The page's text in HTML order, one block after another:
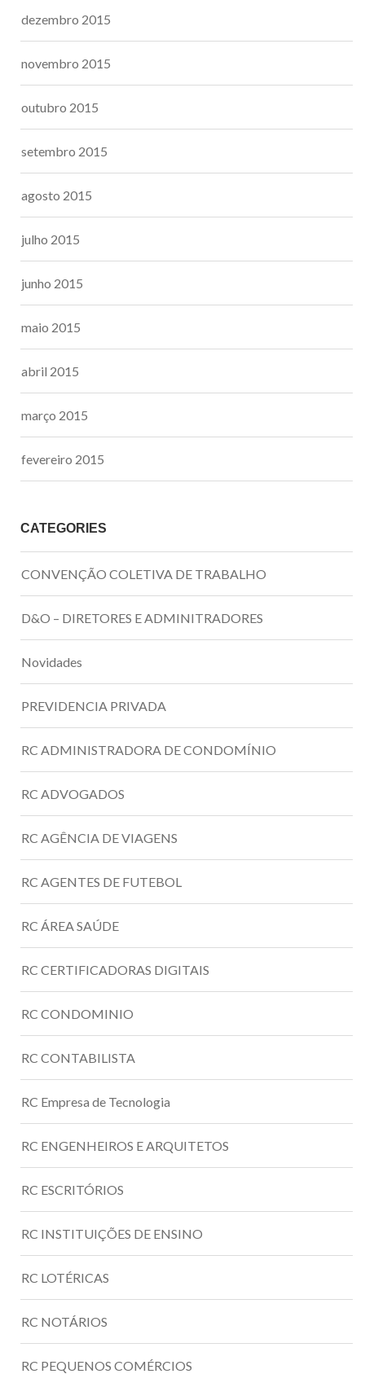
dezembro 2015
novembro 2015
outubro 2015
setembro 2015
agosto 2015
julho 2015
junho 2015
maio 2015
abril 2015
março 2015
fevereiro 2015
CATEGORIES
CONVENÇÃO COLETIVA DE TRABALHO
D&O – DIRETORES E ADMINITRADORES
Novidades
PREVIDENCIA PRIVADA
RC ADMINISTRADORA DE CONDOMÍNIO
RC ADVOGADOS
RC AGÊNCIA DE VIAGENS
RC AGENTES DE FUTEBOL
RC ÁREA SAÚDE
RC CERTIFICADORAS DIGITAIS
RC CONDOMINIO
RC CONTABILISTA
RC Empresa de Tecnologia
RC ENGENHEIROS E ARQUITETOS
RC ESCRITÓRIOS
RC INSTITUIÇÕES DE ENSINO
RC LOTÉRICAS
RC NOTÁRIOS
RC PEQUENOS COMÉRCIOS